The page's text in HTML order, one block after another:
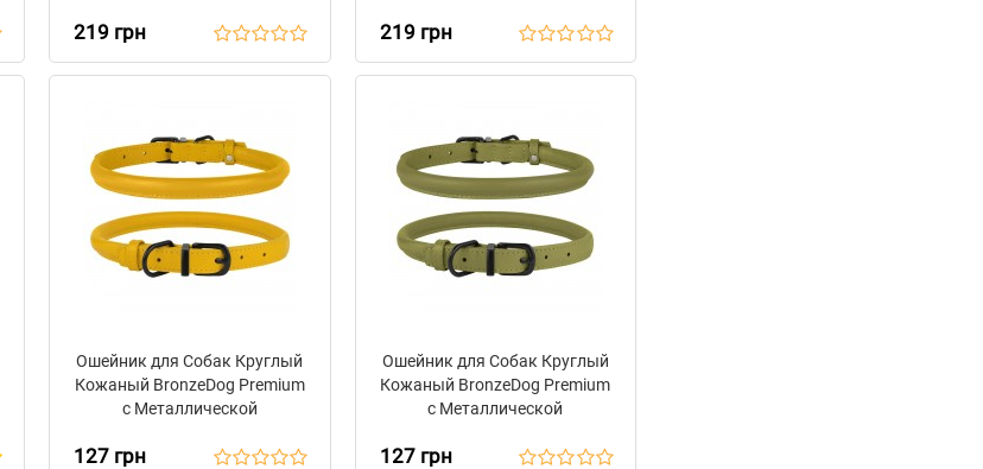
219 грн 219 грн
Ошейник для Собак Круглый
Кожаный BronzeDog Premium
с Металлической
127 грн
Ошейник для Собак Круглый
Кожаный BronzeDog Premium
с Металлической
127 грн